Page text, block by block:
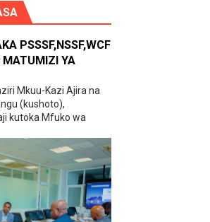
PSSSF,NSSF,WCF
MATUMIZI YA
Mkuu-Kazi Ajira na
(kushoto),
kutoka Mfuko wa